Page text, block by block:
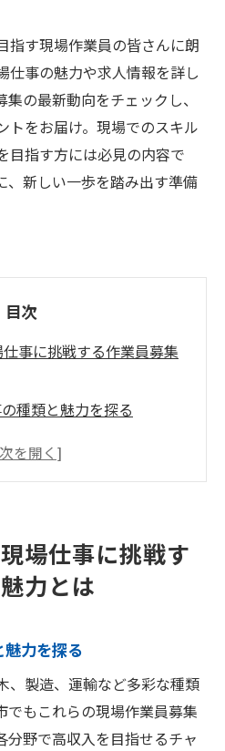
指す現場作業員の皆さんに朗
仕事の魅力や求人情報を詳し
の最新動向をチェックし、
トをお届け。現場でのスキル
目指す方には必見の内容で
、新しい一歩を踏み出す準備
目次
事に挑戦する作業員募集
種類と魅力を探る
こにあり！現場作業員の
！作業員募集の充実した
るスキルとその価値
業員に必要なスキルとそ
られる基本的なスキルセ
場仕事に挑戦す
力とは
力を探る
、製造、運輸など多彩な種類
でもこれらの現場作業員募集
分野で高収入を目指せるチャ